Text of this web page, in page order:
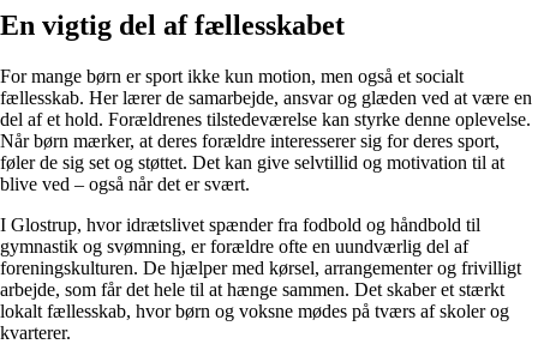
En vigtig del af fællesskabet
For mange børn er sport ikke kun motion, men også et socialt
fællesskab. Her lærer de samarbejde, ansvar og glæden ved at være en
del af et hold. Forældrenes tilstedeværelse kan styrke denne oplevelse.
Når børn mærker, at deres forældre interesserer sig for deres sport,
føler de sig set og støttet. Det kan give selvtillid og motivation til at
blive ved – også når det er svært.
I Glostrup, hvor idrætslivet spænder fra fodbold og håndbold til
gymnastik og svømning, er forældre ofte en uundværlig del af
foreningskulturen. De hjælper med kørsel, arrangementer og frivilligt
arbejde, som får det hele til at hænge sammen. Det skaber et stærkt
lokalt fællesskab, hvor børn og voksne mødes på tværs af skoler og
kvarterer.